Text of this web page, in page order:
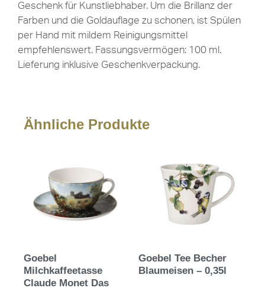
Geschenk für Kunstliebhaber. Um die Brillanz der
Farben und die Goldauflage zu schonen, ist Spülen
per Hand mit mildem Reinigungsmittel
empfehlenswert. Fassungsvermögen: 100 ml.
Lieferung inklusive Geschenkverpackung.
Ähnliche Produkte
Goebel
Milchkaffeetasse
Claude Monet Das
Goebel Tee Becher
Blaumeisen – 0,35l